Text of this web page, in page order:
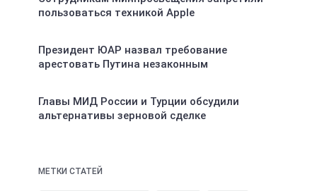
пользоваться техникой Apple
Президент ЮАР назвал требование
арестовать Путина незаконным
Главы МИД России и Турции обсудили
альтернативы зерновой сделке
МЕТКИ СТАТЕЙ